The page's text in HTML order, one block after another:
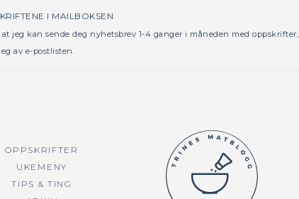
I MAILBOKSEN
jeg kan sende deg nyhetsbrev 1-4 ganger i måneden med oppskrifter,
av e-postlisten.
OPPSKRIFTER
UKEMENY
TIPS & TING